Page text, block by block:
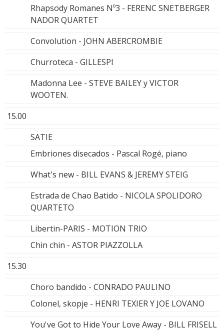
Rhapsody Romanes Nº3 - FERENC SNETBERGER
NADOR QUARTET
Convolution - JOHN ABERCROMBIE
Churroteca - GILLESPI
Madonna Lee - STEVE BAILEY y VICTOR
WOOTEN.
15.00
SATIE
Embriones disecados - Pascal Rogé, piano
What's new - BILL EVANS & JEREMY STEIG
Estrada de Chao Batido - NICOLA SPOLIDORO
QUARTETO
Libertin-PARIS - MOTION TRIO
Chin chin - ASTOR PIAZZOLLA
15.30
Choro bandido - CONRADO PAULINO
Colonel, skopje - HENRI TEXIER Y JOE LOVANO
You've Got to Hide Your Love Away - BILL FRISELL